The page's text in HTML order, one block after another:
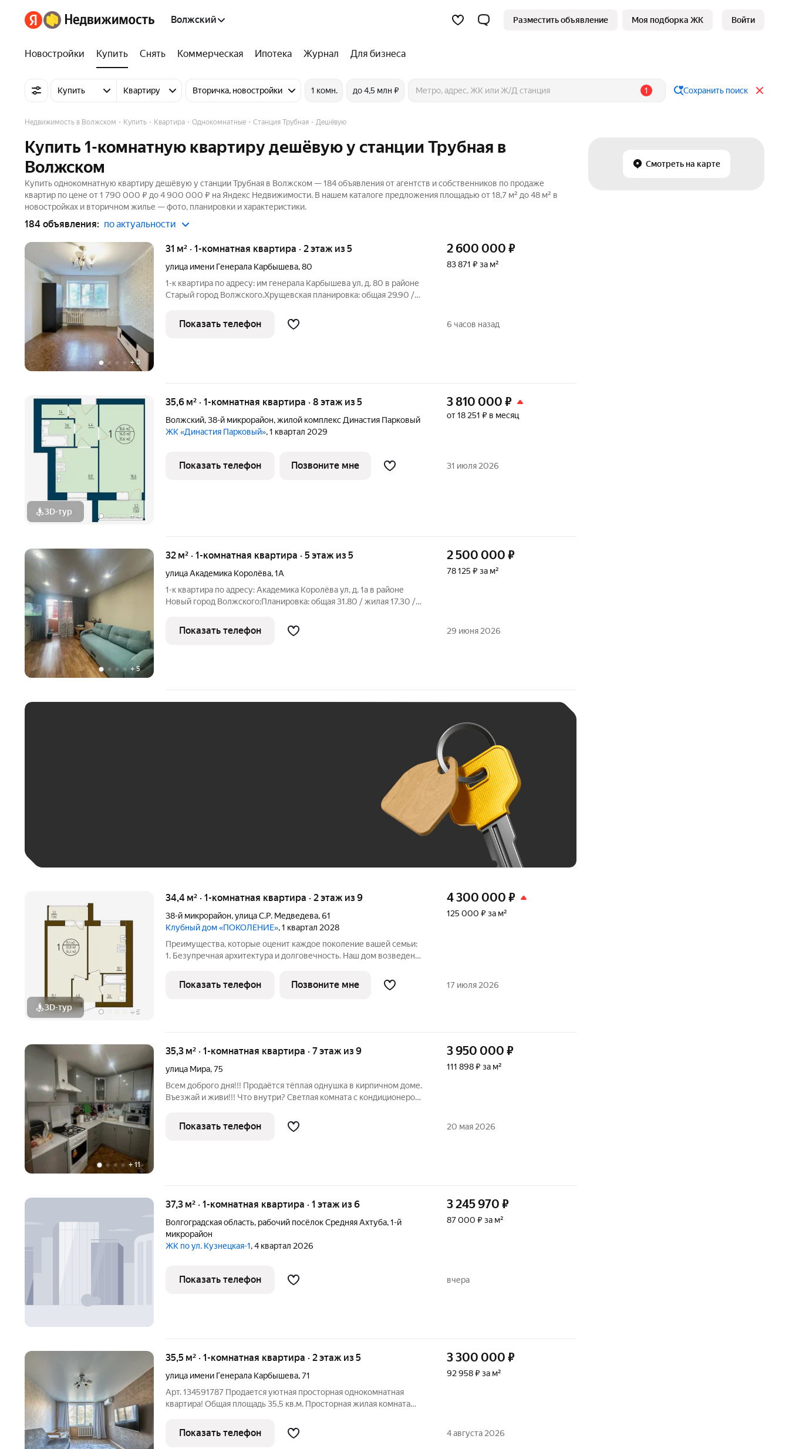
Волжский Разместить объявление Моя подборка ЖК Войти
Новостройки Купить Снять Коммерческая Ипотека Журнал Для бизнеса
Купить Квартиру Вторичка, новостройки 1 комн. до 4,5 млн ₽ 1 Сохранить поиск
Смотреть на карте
Недвижимость в Волжском Купить Квартира Однокомнатные Станция Трубная Дешёвую
Купить 1-комнатную квартиру дешёвую у станции Трубная в
Волжском
Купить однокомнатную квартиру дешёвую у станции Трубная в Волжском — 184 объявления от агентств и собственников по продаже
квартир по цене от 1 790 000 ₽ до 4 900 000 ₽ на Яндекс Недвижимости. В нашем каталоге предложения площадью от 18,7 м² до 48 м² в
новостройках и вторичном жилье — фото, планировки и характеристики.
184 объявления: по актуальности
+8
31 м² · 1-комнатная квартира · 2 этаж из 5
улица имени Генерала Карбышева,80
1-к квартира по адресу: им генерала Карбышева ул, д. 80 в районе
Старый город Волжского.Хрущевская планировка: общая 29.90 /
одна стена декоративная штукатурка, окна везде пластиковые,
2 600 000 ₽
83 871 ₽ за м²
Показать телефон 6 часов назад
3D-тур +4
35,6 м² · 1-комнатная квартира · 8 этаж из 5
Волжский,38-й микрорайон,жилой комплекс Династия Парковый
ЖК «Династия Парковый», 1 квартал 2029
3 810 000 ₽
от 18 251 ₽ в месяц
Показать телефон Позвоните мне 31 июля 2026
+5
32 м² · 1-комнатная квартира · 5 этаж из 5
улица Академика Королёва,1А
1-к квартира по адресу: Академика Королёва ул, д. 1а в районе
Новый город Волжского;Планировка: общая 31.80 / жилая 17.30 /
Пластиковые окна. На полу линолеум. Есть застекленный
балконПри
2 500 000 ₽
78 125 ₽ за м²
Показать телефон 29 июня 2026
3D-тур + 5
34,4 м² · 1-комнатная квартира · 2 этаж из 9
38-й микрорайон,улица С.Р. Медведева,61
Клубный дом «ПОКОЛЕНИЕ», 1 квартал 2028
Преимущества, которые оценит каждое поколение вашей семьи:
1. Безупречная архитектура и долговечность. Наш дом возведен
комфорта. Высокая звукоизоляция обеспечивает приватность
каждой
4 300 000 ₽
125 000 ₽ за м²
Показать телефон Позвоните мне 17 июля 2026
+ 11
35,3 м² · 1-комнатная квартира · 7 этаж из 9
улица Мира,75
Всем доброго дня!!! Продаётся тёплая однушка в кирпичном доме.
Въезжай и живи!!! Что внутри? Светлая комната с кондиционером
квартире ровный, проводка вся заменена. Кухня с газовой плитой
3 950 000 ₽
111 898 ₽ за м²
Показать телефон 20 мая 2026
37,3 м² · 1-комнатная квартира · 1 этаж из 6
Волгоградская область, рабочий посёлок Средняя Ахтуба,1-й
микрорайон
ЖК по ул. Кузнецкая-1, 4 квартал 2026
3 245 970 ₽
87 000 ₽ за м²
Показать телефон вчера
35,5 м² · 1-комнатная квартира · 2 этаж из 5
улица имени Генерала Карбышева,71
Арт. 134591787 Продается уютная просторная однокомнатная
квартира! Общая площадь 35,5 кв.м. Просторная жилая комната
в уютный двор который надежно защищает от городского шума, и
пыли.
3 300 000 ₽
92 958 ₽ за м²
Показать телефон 4 августа 2026